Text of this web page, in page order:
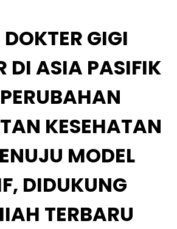
GIGI
DI ASIA PASIFIK
KESEHATAN
MODEL
DIDUKUNG
TERBARU